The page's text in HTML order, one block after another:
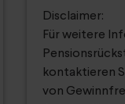
Disclaimer:
Für weitere
kontaktieren
von